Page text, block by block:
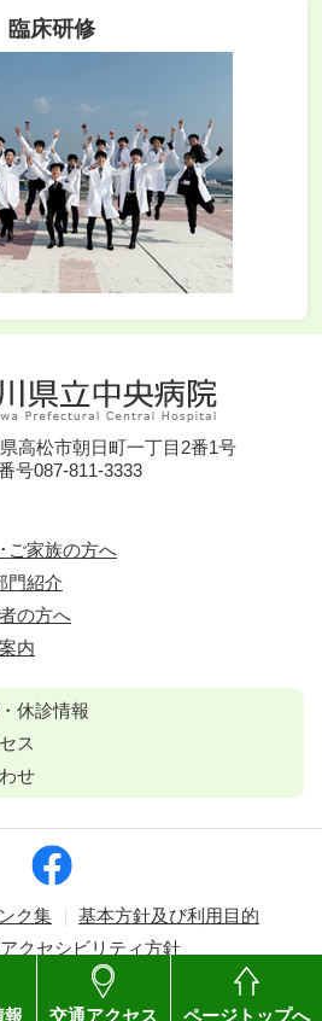
臨床研修
報 交通アクセス ページトップへ
高松市朝日町一丁目2番1号
号087-811-3333
ご家族の方へ
門紹介
の方へ
内
休診情報
ス
せ
ク集
基本方針及び利用目的
クセシビリティ方針
Central Hospital. All rights reserved.